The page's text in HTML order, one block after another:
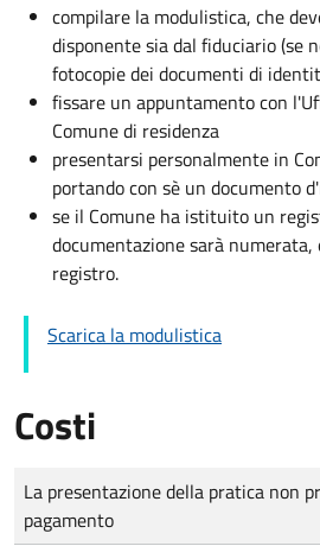
compilare la modulistica, che
disponente sia dal fiduciario (se
fotocopie dei documenti di
fissare un appuntamento con
Comune di residenza
presentarsi personalmente in
portando con sè un documento
se il Comune ha istituito un
documentazione sarà
registro.
Scarica la modulistica
Costi
Tipo di pagamento
Importo
La presentazione della pratica non
pagamento